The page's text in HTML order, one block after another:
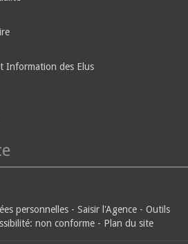
Information des Elus
personnelles - Saisir l'Agence - Outils
non conforme - Plan du site